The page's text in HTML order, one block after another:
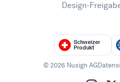
Design-
Schweizer
Produkt
© 2026 Nusign AG